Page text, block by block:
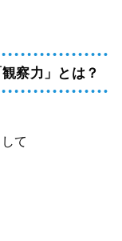
察力」とは？
て